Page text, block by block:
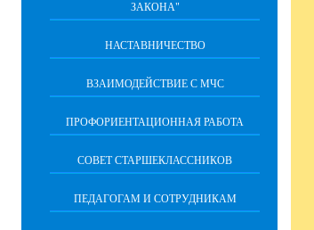
ЗАКОНА"
НАСТАВНИЧЕСТВО
ВЗАИМОДЕЙСТВИЕ С МЧС
ПРОФОРИЕНТАЦИОННАЯ РАБОТА
СОВЕТ СТАРШЕКЛАССНИКОВ
ПЕДАГОГАМ И СОТРУДНИКАМ